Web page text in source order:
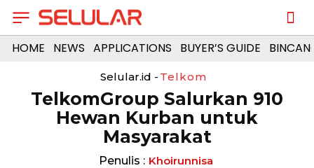
HOME NEWS APPLICATIONS BUYER’S GUIDE
Selular.id - Telkom
TelkomGroup Salurkan 910
Hewan Kurban untuk
Masyarakat
Penulis : Khoirunnisa